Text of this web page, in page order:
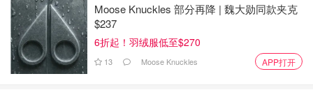
Moose Knuckles 部分再降 | 魏大勋同款夹克
$237
6折起！羽绒服低至$270
13 Moose Knuckles APP打开